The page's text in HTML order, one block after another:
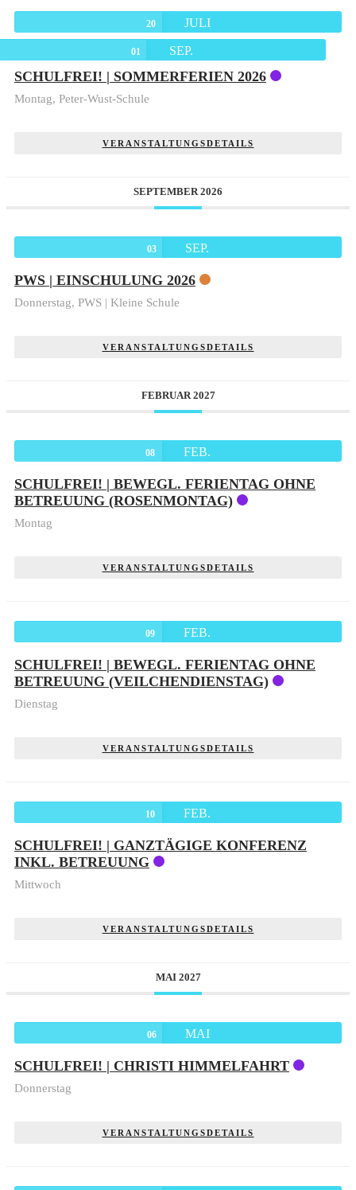
20 JULI
01 SEP.
SCHULFREI! | SOMMERFERIEN 2026
Montag, Peter-Wust-Schule
VERANSTALTUNGSDETAILS
SEPTEMBER 2026
03 SEP.
PWS | EINSCHULUNG 2026
Donnerstag, PWS | Kleine Schule
VERANSTALTUNGSDETAILS
FEBRUAR 2027
08 FEB.
SCHULFREI! | BEWEGL. FERIENTAG OHNE
BETREUUNG (ROSENMONTAG)
Montag
VERANSTALTUNGSDETAILS
09 FEB.
SCHULFREI! | BEWEGL. FERIENTAG OHNE
BETREUUNG (VEILCHENDIENSTAG)
Dienstag
VERANSTALTUNGSDETAILS
10 FEB.
SCHULFREI! | GANZTÄGIGE KONFERENZ
INKL. BETREUUNG
Mittwoch
VERANSTALTUNGSDETAILS
MAI 2027
06 MAI
SCHULFREI! | CHRISTI HIMMELFAHRT
Donnerstag
VERANSTALTUNGSDETAILS